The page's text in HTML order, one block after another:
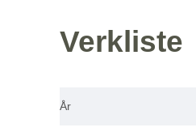
Verkliste
År